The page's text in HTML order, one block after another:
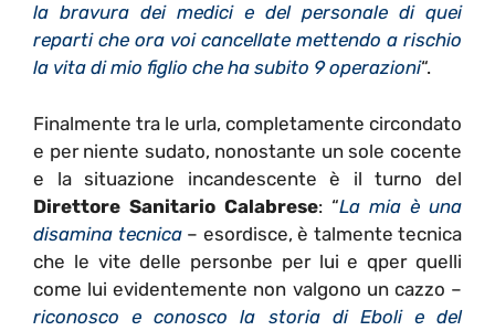
la bravura dei medici e del personale di quei
reparti che ora voi cancellate mettendo a rischio
la vita di mio figlio che ha subito 9 operazioni“.
Finalmente tra le urla, completamente circondato
e per niente sudato, nonostante un sole cocente
e la situazione incandescente è il turno del
Direttore Sanitario Calabrese: “La mia è una
disamina tecnica – esordisce, è talmente tecnica
che le vite delle personbe per lui e qper quelli
come lui evidentemente non valgono un cazzo –
riconosco e conosco la storia di Eboli e del